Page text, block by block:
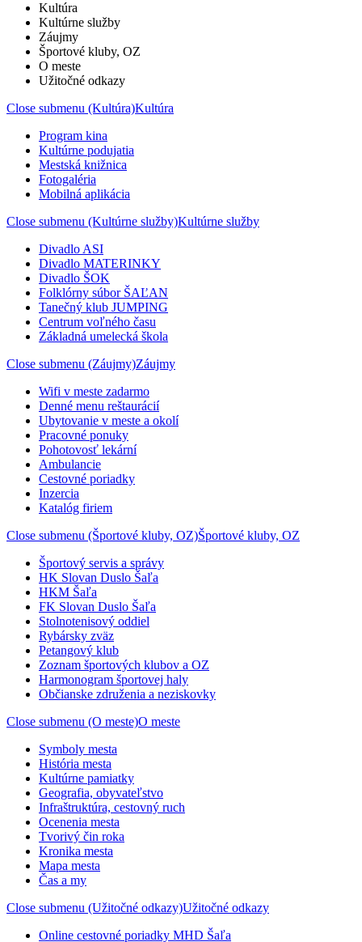
Kultúra
Kultúrne služby
Záujmy
Športové kluby, OZ
O meste
Užitočné odkazy
Close submenu (Kultúra)Kultúra
Program kina
Kultúrne podujatia
Mestská knižnica
Fotogaléria
Mobilná aplikácia
Close submenu (Kultúrne služby)Kultúrne služby
Divadlo ASI
Divadlo MATERINKY
Divadlo ŠOK
Folklórny súbor ŠAĽAN
Tanečný klub JUMPING
Centrum voľného času
Základná umelecká škola
Close submenu (Záujmy)Záujmy
Wifi v meste zadarmo
Denné menu reštaurácií
Ubytovanie v meste a okolí
Pracovné ponuky
Pohotovosť lekární
Ambulancie
Cestovné poriadky
Inzercia
Katalóg firiem
Close submenu (Športové kluby, OZ)Športové kluby, OZ
Športový servis a správy
HK Slovan Duslo Šaľa
HKM Šaľa
FK Slovan Duslo Šaľa
Stolnotenisový oddiel
Rybársky zväz
Petangový klub
Zoznam športových klubov a OZ
Harmonogram športovej haly
Občianske združenia a neziskovky
Close submenu (O meste)O meste
Symboly mesta
História mesta
Kultúrne pamiatky
Geografia, obyvateľstvo
Infraštruktúra, cestovný ruch
Ocenenia mesta
Tvorivý čin roka
Kronika mesta
Mapa mesta
Čas a my
Close submenu (Užitočné odkazy)Užitočné odkazy
Online cestovné poriadky MHD Šaľa